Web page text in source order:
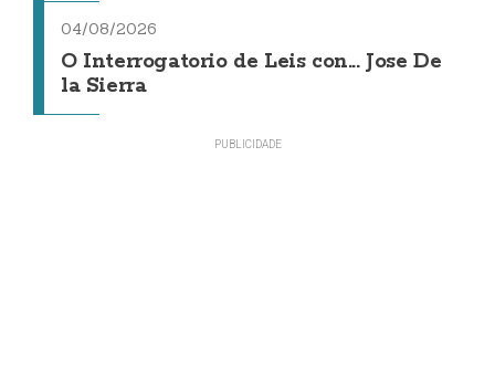
04/08/2026
O Interrogatorio de Leis con... Jose De
la Sierra